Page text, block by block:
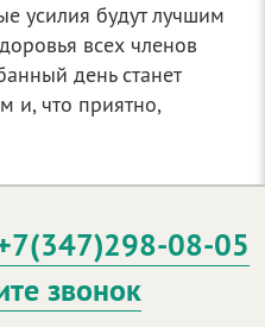
усилия будут лучшим
всех членов
день станет
и, что приятно,
08-05
звонок